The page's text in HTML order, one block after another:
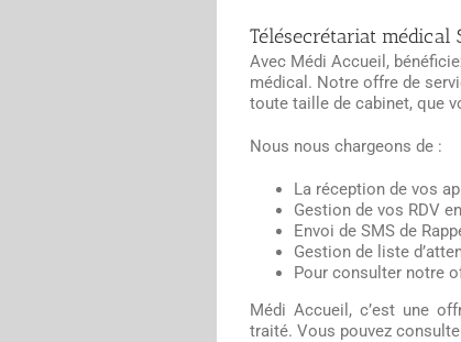
Télésecrétariat médical
Avec Médi Accueil,
médical. Notre offre de
toute taille de cabinet, que
Nous nous chargeons de :
La réception de vos
Gestion de vos RDV
Envoi de SMS de
Gestion de liste
Pour consulter notre
Médi Accueil, c’est une
traité. Vous pouvez